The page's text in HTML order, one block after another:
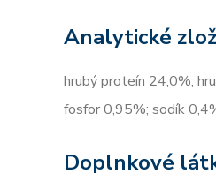
Analytické
hrubý proteín 24,0%;
fosfor 0,95%; sodík
Doplnkové